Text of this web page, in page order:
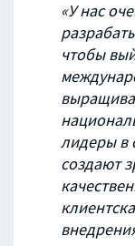
«У нас
чтобы
лидеры в
создают